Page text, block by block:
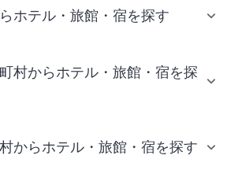
ホテル・旅館・宿を探す
村からホテル・旅館・宿を探
からホテル・旅館・宿を探す